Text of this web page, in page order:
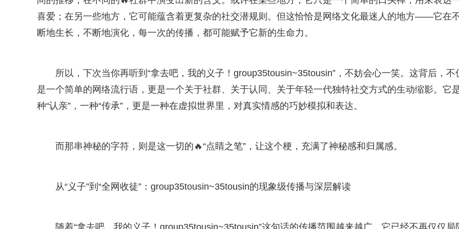
喜爱；在另一些地方，它可能蕴含着更复杂的社交潜规则。但这恰恰是网络文化最迷人的地方——它在
断地生长，不断地演化，每一次的传播，都可能赋予它新的生命力。
所以，下次当你再听到“拿去吧，我的义子！group35tousin~35tousin”，不妨会心一笑。这背后，不
是一个简单的网络流行语，更是一个关于社群、关于认同、关于年轻一代独特社交方式的生动缩影。它
种“认亲”，一种“传承”，更是一种在虚拟世界里，对真实情感的巧妙模拟和表达。
而那串神秘的字符，则是这一切的🔥“点睛之笔”，让这个梗，充满了神秘感和归属感。
从“义子”到“全网收徒”：group35tousin~35tousin的现象级传播与深层解读
随着“拿去吧，我的义子！group35tousin~35tousin”这句话的传播范围越来越广，它已经不再仅仅局